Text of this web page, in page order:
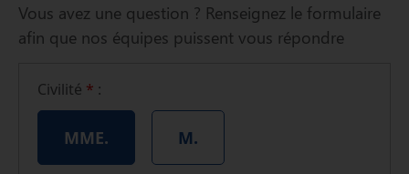
Vous avez une question ? Renseignez le formulaire
afin que nos équipes puissent vous répondre
Civilité * :
MME. M.